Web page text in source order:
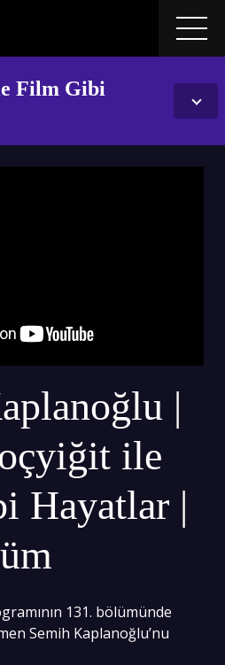
Film Gibi
|
ile
Hayatlar |
131. bölümünde
Semih Kaplanoğlu’nu